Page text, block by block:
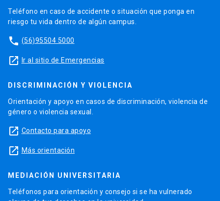
Teléfono en caso de accidente o situación que ponga en
riesgo tu vida dentro de algún campus.
phone (56)95504 5000
launch Ir al sitio de Emergencias
DISCRIMINACIÓN Y VIOLENCIA
Orientación y apoyo en casos de discriminación, violencia de
género o violencia sexual.
launch Contacto para apoyo
launch Más orientación
MEDIACIÓN UNIVERSITARIA
Teléfonos para orientación y consejo si se ha vulnerado